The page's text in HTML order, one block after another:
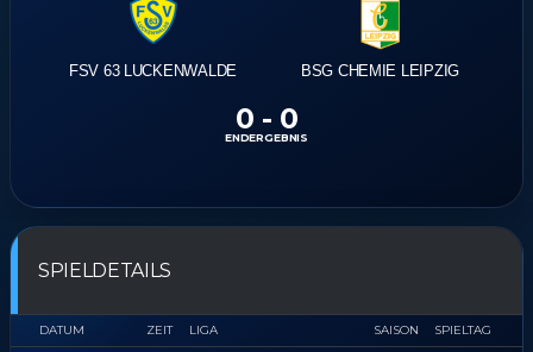
FSV 63 LUCKENWALDE BSG CHEMIE LEIPZIG
0 - 0
ENDERGEBNIS
SPIELDETAILS
DATUM ZEIT LIGA SAISON SPIELTAG